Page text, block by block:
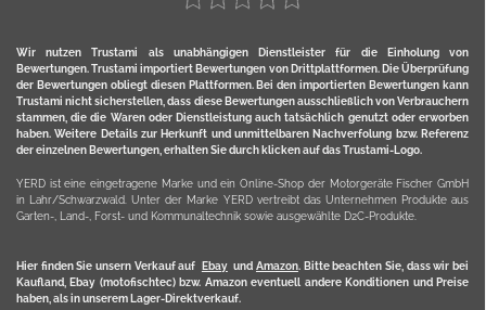
Wir nutzen Trustami als unabhängigen Dienstleister für die Einholung von
Bewertungen. Trustami importiert Bewertungen von Drittplattformen. Die Überprüfung
der Bewertungen obliegt diesen Plattformen. Bei den importierten Bewertungen kann
Trustami nicht sicherstellen, dass diese Bewertungen ausschließlich von Verbrauchern
stammen, die die Waren oder Dienstleistung auch tatsächlich genutzt oder erworben
haben. Weitere Details zur Herkunft und unmittelbaren Nachverfolung bzw. Referenz
der einzelnen Bewertungen, erhalten Sie durch klicken auf das Trustami-Logo.
YERD ist eine eingetragene Marke und ein Online-Shop der Motorgeräte Fischer GmbH
in Lahr/Schwarzwald. Unter der Marke YERD vertreibt das Unternehmen Produkte aus
Garten-, Land-, Forst- und Kommunaltechnik sowie ausgewählte D2C-Produkte.
Hier finden Sie unsern Verkauf auf Ebayund Amazon. Bitte beachten Sie, dass wir bei
Kaufland, Ebay (motofischtec) bzw. Amazon eventuell andere Konditionen und Preise
haben, als in unserem Lager-Direktverkauf.